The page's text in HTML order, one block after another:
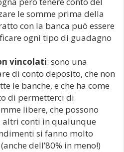
le somme prima della
con la banca può essere
ogni tipo di guadagno
vincolati: sono una
di conto deposito, che non
le banche, e che ha come
di permetterci di
libere, che possono
altri conti in qualunque
si fanno molto
dell’80% in meno!)